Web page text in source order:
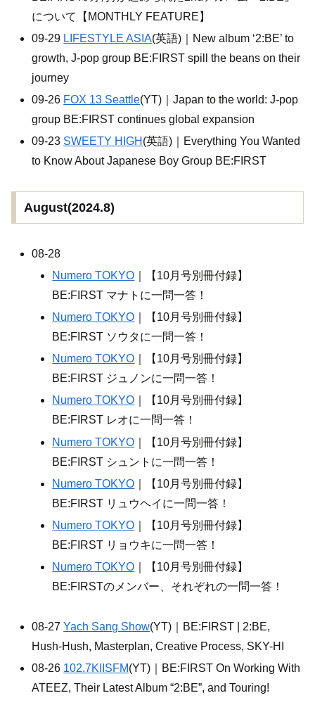
について【MONTHLY FEATURE】
09-29 LIFESTYLE ASIA(英語)｜New album ‘2:BE’ to
growth, J-pop group BE:FIRST spill the beans on their
journey
09-26 FOX 13 Seattle(YT)｜Japan to the world: J-pop
group BE:FIRST continues global expansion
09-23 SWEETY HIGH (英語)｜Everything You Wanted
to Know About Japanese Boy Group BE:FIRST
August(2024.8)
08-28
Numero TOKYO ｜【10月号別冊付録】
BE:FIRST マナトに一問一答！
Numero TOKYO ｜【10月号別冊付録】
BE:FIRST ソウタに一問一答！
Numero TOKYO ｜【10月号別冊付録】
BE:FIRST ジュノンに一問一答！
Numero TOKYO ｜【10月号別冊付録】
BE:FIRST レオに一問一答！
Numero TOKYO ｜【10月号別冊付録】
BE:FIRST シュントに一問一答！
Numero TOKYO ｜【10月号別冊付録】
BE:FIRST リュウヘイに一問一答！
Numero TOKYO ｜【10月号別冊付録】
BE:FIRST リョウキに一問一答！
Numero TOKYO ｜【10月号別冊付録】
BE:FIRSTのメンバー、それぞれの一問一答！
08-27Yach Sang Show(YT)｜BE:FIRST | 2:BE,
Hush-Hush, Masterplan, Creative Process, SKY-HI
08-26 102.7KIISFM(YT)｜BE:FIRST On Working With
ATEEZ, Their Latest Album “2:BE”, and Touring!